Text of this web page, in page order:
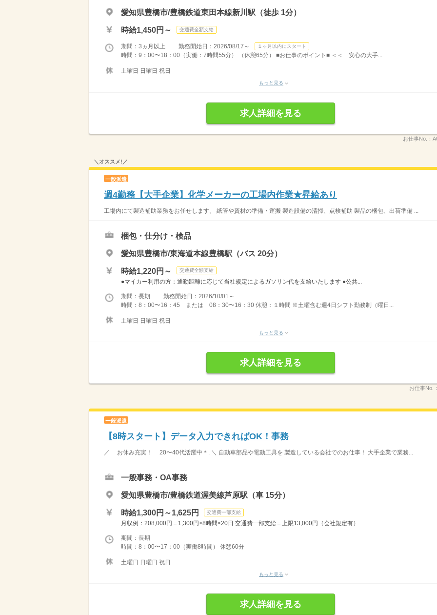
愛知県豊橋市/豊橋鉄道東田本線新川駅（徒歩 1分）
時給1,450円～ 交通費全額支給
期間：3ヵ月以上 勤務開始日：2026/08/17～ １ヶ月以内にスタート
時間：9：00〜18：00（実働：7時間55分） （休憩65分） ■お仕事のポイント■ ＜＜ 安心の大手...
土曜日 日曜日 祝日
もっと見る
求人詳細を見る
お仕事No.：
＼オススメ!／
一般派遣
週4勤務【大手企業】化学メーカーの工場内作業★昇給あり
工場内にて製造補助業務をお任せします。 紙管や資材の準備・運搬 製造設備の清掃、点検補助 製品の梱包、出荷準備 ...
梱包・仕分け・検品
愛知県豊橋市/東海道本線豊橋駅（バス 20分）
時給1,220円～ 交通費全額支給
●マイカー利用の方：通勤距離に応じて当社規定によるガソリン代を支給いたします ●公共...
期間：長期 勤務開始日：2026/10/01～
時間：8：00〜16：45 または 08：30〜16：30 休憩：１時間 ※土曜含む週4日シフト勤務制（曜日...
土曜日 日曜日 祝日
もっと見る
求人詳細を見る
お仕事No.：
一般派遣
【8時スタート】データ入力できればOK！事務
／ お休み充実！ 20〜40代活躍中＊. ＼ 自動車部品や電動工具を 製造している会社でのお仕事！ 大手企業で業務...
一般事務・OA事務
愛知県豊橋市/豊橋鉄道渥美線芦原駅（車 15分）
時給1,300円～1,625円 交通費一部支給
月収例：208,000円＝1,300円×8時間×20日 交通費一部支給＝上限13,000円（会社規定有）
期間：長期
時間：8：00〜17：00（実働8時間） 休憩60分
土曜日 日曜日 祝日
もっと見る
求人詳細を見る